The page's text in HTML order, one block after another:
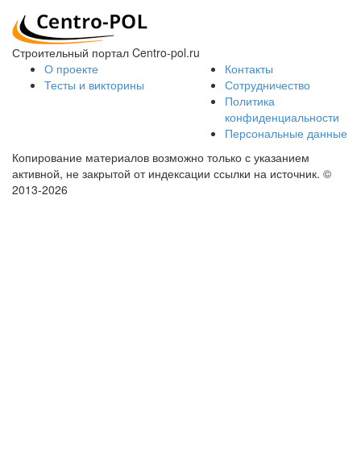
Строительный портал Centro-pol.ru
О проекте
Тесты и викторины
Контакты
Сотрудничество
Политика
конфиденциальности
Персональные данные
Копирование материалов возможно только с указанием
активной, не закрытой от индексации ссылки на источник. ©
2013-2026